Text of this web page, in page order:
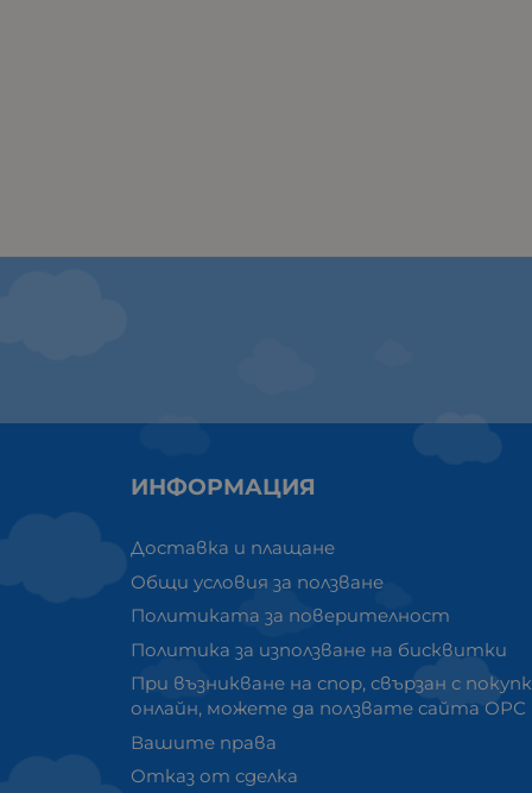
ИНФОРМАЦИЯ
Доставка и плащане
Общи условия за ползване
Политиката за поверителност
Политика за използване на бисквитки
При възникване на спор, свързан с
онлайн, можете да ползвате сайта ОРС
Вашите права
Отказ от сделка